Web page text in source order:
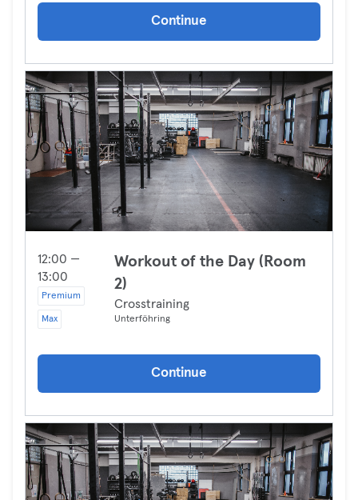
Continue
12:00 —
13:00
Premium
Max
Workout of the Day (Room
2)
Crosstraining
Unterföhring
Continue